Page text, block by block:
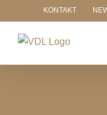
Inhalt
springen
KONTAKT